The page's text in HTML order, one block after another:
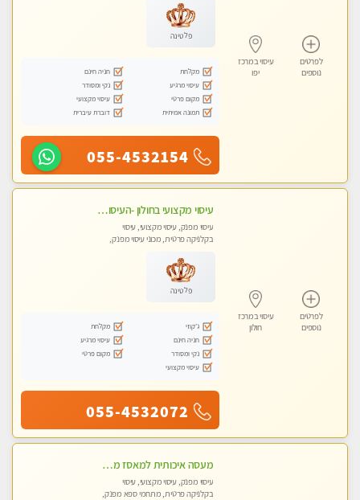
לפרטים
נוספים
עיסוי במרכז
יפו
פלטינה
מקלחת
חניה חינם
עיסוי מרגיע
נקי ומסודר
מקום פרטי
עיסוי מקצועי
תמונה אמיתית
דוברת עיברית
055-4532154
לפרטים
נוספים
עיסוי במרכז
חולון
עיסוי מקצועי בחולון -העיסוי הכי טוב בעיר אצלי רוצה לבוא ? תתקשר
עיסוי מפנק, עיסוי מקצועי, עיסוי
בקלניקה פרטית, מכוני עיסוי מפנק,
פלטינה
ג'קוזי
מקלחת
חניה חינם
עיסוי מרגיע
נקי ומסודר
מקום פרטי
עיסוי מקצועי
055-4532072
מעסה איכותית למאסז מקצועי ומפנק לכל שרירי הגוף
עיסוי מפנק, עיסוי מקצועי, עיסוי
בקלניקה פרטית, מתחמי ספא מפנק,